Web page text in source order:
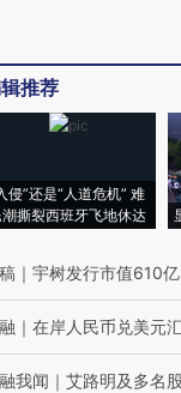
推荐
侵”还是“人道危机” 难
潮撕裂西班牙飞地休达
｜ 宇树发行市值610
｜ 在岸人民币兑美元
我闻 ｜ 艾路明及多名